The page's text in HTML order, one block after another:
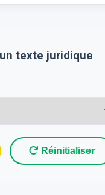
texte juridique
Réinitialiser